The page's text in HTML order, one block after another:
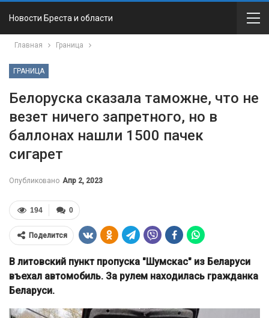
Новости Бреста и области
Главная Граница
ГРАНИЦА
Белоруска сказала таможне, что не
везет ничего запретного, но в
баллонах нашли 1500 пачек
сигарет
Опубликовано Апр 2, 2023
0
194
Поделится
В литовский пункт пропуска "Шумскас" из Беларуси
въехал автомобиль. За рулем находилась гражданка
Беларуси.